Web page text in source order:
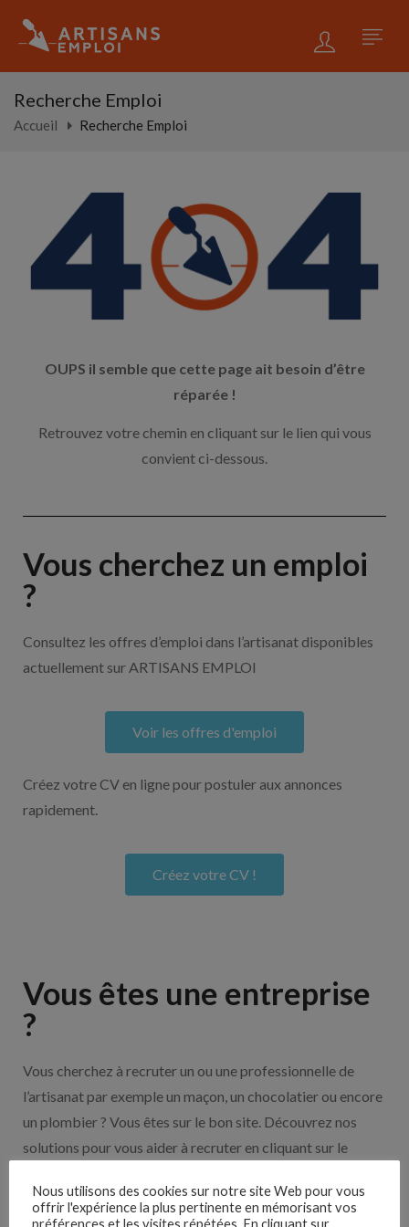
Recherche Emploi
Accueil Recherche Emploi
OUPS il semble que cette page ait besoin d’être
réparée !
Retrouvez votre chemin en cliquant sur le lien qui vous
convient ci-dessous.
Vous cherchez un emploi
?
Consultez les offres d’emploi dans l’artisanat disponibles
actuellement sur ARTISANS EMPLOI
Voir les offres d'emploi
Créez votre CV en ligne pour postuler aux annonces
rapidement.
Créez votre CV !
Vous êtes une entreprise
?
Vous cherchez à recruter un ou une professionnelle de
l’artisanat par exemple un maçon, un chocolatier ou encore
un plombier ? Vous êtes sur le bon site. Découvrez nos
solutions pour vous aider à recruter en cliquant sur le
Nous utilisons des cookies sur notre site Web pour vous
offrir l'expérience la plus pertinente en mémorisant vos
préférences et les visites répétées. En cliquant sur